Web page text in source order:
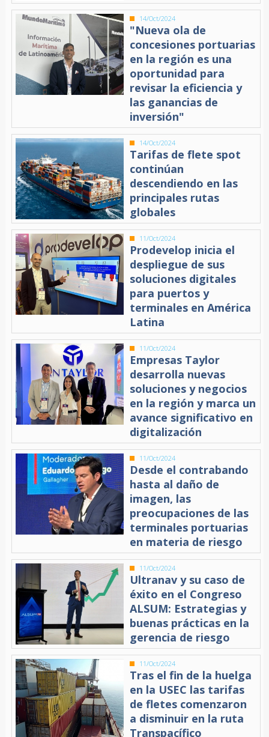
14/Oct/2024
"Nueva ola de
concesiones portuarias
en la región es una
oportunidad para
revisar la eficiencia y
las ganancias de
inversión"
14/Oct/2024
Tarifas de flete spot
continúan
descendiendo en las
principales rutas
globales
11/Oct/2024
Prodevelop inicia el
despliegue de sus
soluciones digitales
para puertos y
terminales en América
Latina
11/Oct/2024
Empresas Taylor
desarrolla nuevas
soluciones y negocios
en la región y marca un
avance significativo en
digitalización
11/Oct/2024
Desde el contrabando
hasta al daño de
imagen, las
preocupaciones de las
terminales portuarias
en materia de riesgo
11/Oct/2024
Ultranav y su caso de
éxito en el Congreso
ALSUM: Estrategias y
buenas prácticas en la
gerencia de riesgo
11/Oct/2024
Tras el fin de la huelga
en la USEC las tarifas
de fletes comenzaron
a disminuir en la ruta
Transpacífico